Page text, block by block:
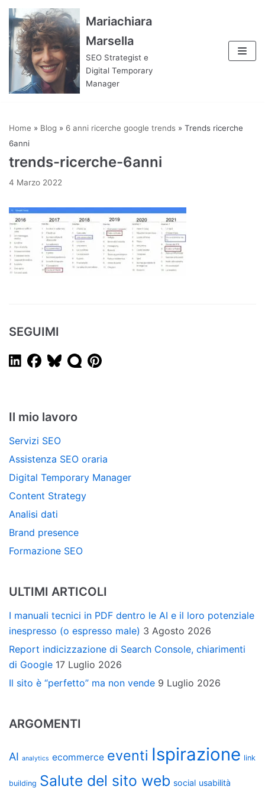
Vai
al
contenuto
Mariachiara
Marsella
SEO Strategist e
Digital Temporary
Manager
Home » Blog » 6 anni ricerche google trends » Trends ricerche
6anni
trends-ricerche-6anni
4 Marzo 2022
SEGUIMI
Il mio lavoro
Servizi SEO
Assistenza SEO oraria
Digital Temporary Manager
Content Strategy
Analisi dati
Brand presence
Formazione SEO
ULTIMI ARTICOLI
I manuali tecnici in PDF dentro le AI e il loro potenziale
inespresso (o espresso male) 3 Agosto 2026
Report indicizzazione di Search Console, chiarimenti
di Google 17 Luglio 2026
Il sito è “perfetto” ma non vende 9 Luglio 2026
ARGOMENTI
AI analytics ecommerce eventi Ispirazione link
building Salute del sito web social usabilità